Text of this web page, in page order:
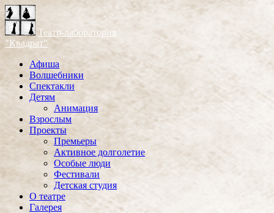
Театр-лаборатория
"Квадрат"
Афиша
Волшебники
Спектакли
Детям
Анимация
Взрослым
Проекты
Премьеры
Активное долголетие
Особые люди
Фестивали
Детская студия
О театре
Галерея